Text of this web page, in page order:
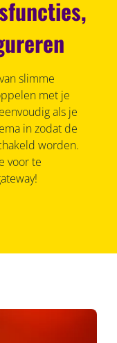
slimme
met je
als je
in zodat de
worden.
voor te